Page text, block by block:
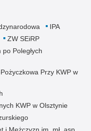
IPA
ZW SEiRP
Poległych
Przy KWP w
KWP w Olsztynie